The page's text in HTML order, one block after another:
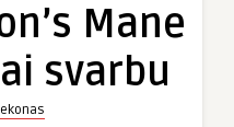
Mane
labai
Mane
svarbu